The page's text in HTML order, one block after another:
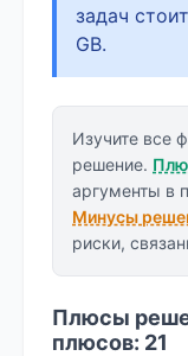
задач
GB.
Изучите все
решение.
аргументы в
Минусы
риски,
Плюсы
плюсов: 21